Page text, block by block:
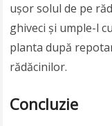
ușor solul de pe
ghiveci și umple-l
planta după
rădăcinilor.
Concluzie